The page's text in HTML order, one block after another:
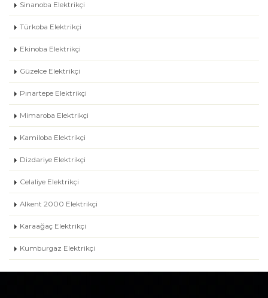
Sinanoba Elektrikçi
Türkoba Elektrikçi
Ekinoba Elektrikçi
Güzelce Elektrikçi
Pınartepe Elektrikçi
Mimaroba Elektrikçi
Kamiloba Elektrikçi
Dizdariye Elektrikçi
Celaliye Elektrikçi
Alkent 2000 Elektrikçi
Karaağaç Elektrikçi
Kumburgaz Elektrikçi